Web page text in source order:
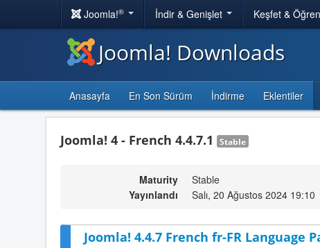
Joomla!® İndir & Genişlet Keşfet & Öğren
Joomla! Downloads
Anasayfa En Son Sürüm İndirme Eklentiler
Joomla! 4 - French 4.4.7.1 Stable
Maturity
Stable
Yayınlandı
Salı, 20 Ağustos 2024 19:10
Joomla! 4.4.7 French fr-FR Language